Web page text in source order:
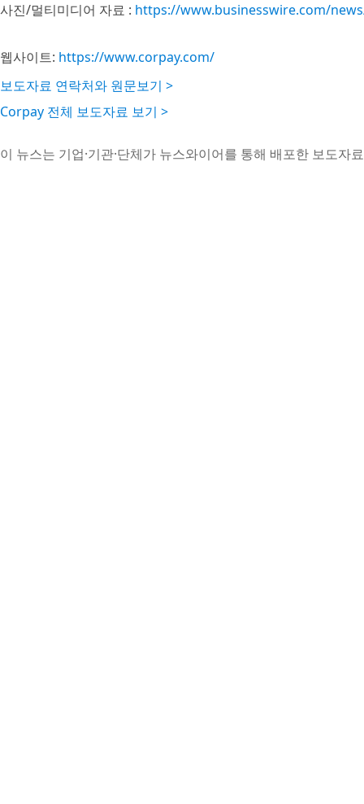
사진/멀티미디어 자료 : https://www.businesswire.com/
웹사이트: https://www.corpay.com/
보도자료 연락처와 원문보기 >
Corpay 전체 보도자료 보기 >
이 뉴스는 기업·기관·단체가 뉴스와이어를 통해 배포한 보도자